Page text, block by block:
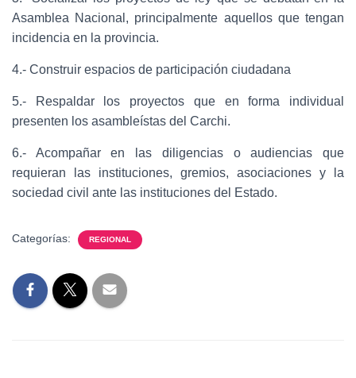
Asamblea Nacional, principalmente aquellos que tengan
incidencia en la provincia.
4.- Construir espacios de participación ciudadana
5.- Respaldar los proyectos que en forma individual
presenten los asambleístas del Carchi.
6.- Acompañar en las diligencias o audiencias que
requieran las instituciones, gremios, asociaciones y la
sociedad civil ante las instituciones del Estado.
Categorías: REGIONAL